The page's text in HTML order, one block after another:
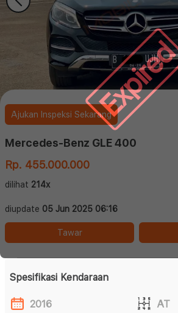
Ajukan Inspeksi Sekarang
Mercedes-Benz GLE 400
Rp. 455.000.000
dilihat 214x
diupdate 05 Jun 2025 06:16
Tawar
Spesifikasi Kendaraan
2016
AT